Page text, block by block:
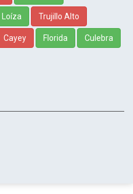
Loíza Trujillo Alto
Cayey Florida Culebra